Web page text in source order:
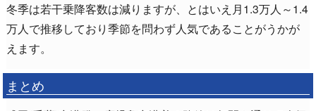
冬季は若干乗降客数は減りますが、とはいえ月1.3万人～1.4
万人で推移しており季節を問わず人気であることがうかが
えます。
まとめ